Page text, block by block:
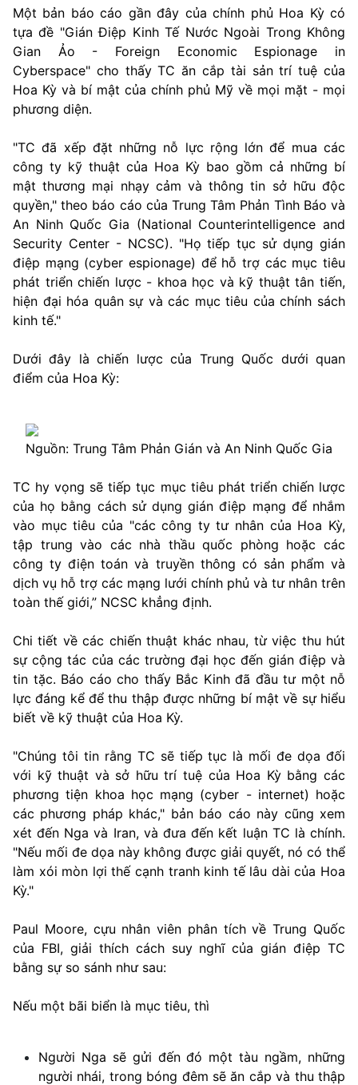
Một bản báo cáo gần đây của chính phủ Hoa Kỳ có
tựa đề "Gián Điệp Kinh Tế Nước Ngoài Trong Không
Gian Ảo - Foreign Economic Espionage in
Cyberspace" cho thấy TC ăn cắp tài sản trí tuệ của
Hoa Kỳ và bí mật của chính phủ Mỹ về mọi mặt - mọi
phương diện.
"TC đã xếp đặt những nỗ lực rộng lớn để mua các
công ty kỹ thuật của Hoa Kỳ bao gồm cả những bí
mật thương mại nhạy cảm và thông tin sở hữu độc
quyền," theo báo cáo của Trung Tâm Phản Tình Báo và
An Ninh Quốc Gia (National Counterintelligence and
Security Center - NCSC). "Họ tiếp tục sử dụng gián
điệp mạng (cyber espionage) để hỗ trợ các mục tiêu
phát triển chiến lược - khoa học và kỹ thuật tân tiến,
hiện đại hóa quân sự và các mục tiêu của chính sách
kinh tế."
Dưới đây là chiến lược của Trung Quốc dưới quan
điểm của Hoa Kỳ:
Nguồn: Trung Tâm Phản Gián và An Ninh Quốc Gia
TC hy vọng sẽ tiếp tục mục tiêu phát triển chiến lược
của họ bằng cách sử dụng gián điệp mạng để nhắm
vào mục tiêu của "các công ty tư nhân của Hoa Kỳ,
tập trung vào các nhà thầu quốc phòng hoặc các
công ty điện toán và truyền thông có sản phẩm và
dịch vụ hỗ trợ các mạng lưới chính phủ và tư nhân trên
toàn thế giới,” NCSC khẳng định.
Chi tiết về các chiến thuật khác nhau, từ việc thu hút
sự cộng tác của các trường đại học đến gián điệp và
tin tặc. Báo cáo cho thấy Bắc Kinh đã đầu tư một nỗ
lực đáng kể để thu thập được những bí mật về sự hiểu
biết về kỹ thuật của Hoa Kỳ.
"Chúng tôi tin rằng TC sẽ tiếp tục là mối đe dọa đối
với kỹ thuật và sở hữu trí tuệ của Hoa Kỳ bằng các
phương tiện khoa học mạng (cyber - internet) hoặc
các phương pháp khác," bản báo cáo này cũng xem
xét đến Nga và Iran, và đưa đến kết luận TC là chính.
"Nếu mối đe dọa này không được giải quyết, nó có thể
làm xói mòn lợi thế cạnh tranh kinh tế lâu dài của Hoa
Kỳ."
Paul Moore, cựu nhân viên phân tích về Trung Quốc
của FBI, giải thích cách suy nghĩ của gián điệp TC
bằng sự so sánh như sau:
Nếu một bãi biển là mục tiêu, thì
Người Nga sẽ gửi đến đó một tàu ngầm, những
người nhái, trong bóng đêm sẽ ăn cắp và thu thập